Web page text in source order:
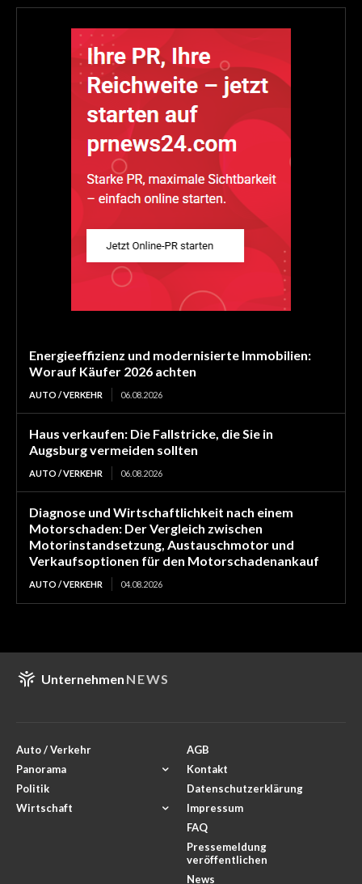
Energieeffizienz und modernisierte Immobilien:
Worauf Käufer 2026 achten
AUTO / VERKEHR 06.08.2026
Haus verkaufen: Die Fallstricke, die Sie in
Augsburg vermeiden sollten
AUTO / VERKEHR 06.08.2026
Diagnose und Wirtschaftlichkeit nach einem
Motorschaden: Der Vergleich zwischen
Motorinstandsetzung, Austauschmotor und
Verkaufsoptionen für den Motorschadenankauf
AUTO / VERKEHR 04.08.2026
Unternehmen NEWS
Auto / Verkehr
Panorama
Politik
Wirtschaft
AGB
Kontakt
Datenschutzerklärung
Impressum
FAQ
Pressemeldung
veröffentlichen
News